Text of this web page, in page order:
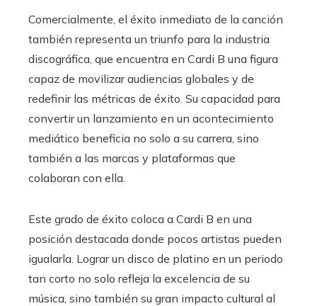
Comercialmente, el éxito inmediato de la canción
también representa un triunfo para la industria
discográfica, que encuentra en Cardi B una figura
capaz de movilizar audiencias globales y de
redefinir las métricas de éxito. Su capacidad para
convertir un lanzamiento en un acontecimiento
mediático beneficia no solo a su carrera, sino
también a las marcas y plataformas que
colaboran con ella.
Este grado de éxito coloca a Cardi B en una
posición destacada donde pocos artistas pueden
igualarla. Lograr un disco de platino en un periodo
tan corto no solo refleja la excelencia de su
música, sino también su gran impacto cultural al